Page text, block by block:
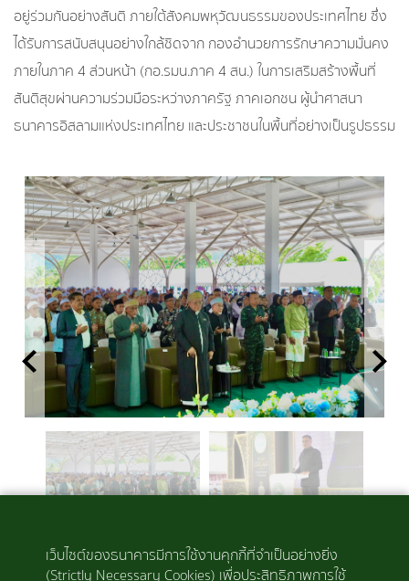
อยู่ร่วมกันอย่างสันติ ภายใต้สังคมพหุวัฒนธรรมของประเทศไทย ซึ่ง
ได้รับการสนับสนุนอย่างใกล้ชิดจาก กองอำนวยการรักษาความมั่นคง
ภายในภาค 4 ส่วนหน้า (กอ.รมน.ภาค 4 สน.) ในการเสริมสร้างพื้นที่
สันติสุขผ่านความร่วมมือระหว่างภาครัฐ ภาคเอกชน ผู้นำศาสนา
ธนาคารอิสลามแห่งประเทศไทย และประชาชนในพื้นที่อย่างเป็นรูปธรรม
Previous Next
เว็บไซต์ของธนาคารมีการใช้งานคุกกี้ที่จำเป็นอย่างยิ่ง
(Strictly Necessary Cookies) เพื่อประสิทธิภาพการใช้